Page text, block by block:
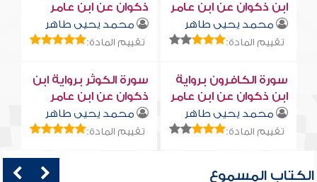
ابن ذكوان عن ابن عامر
محمد يحيى طاهر
تقييم المادة:
ذكوان عن ابن عامر
محمد يحيى طاهر
تقييم المادة:
سورة الكافرون برواية
ابن ذكوان عن ابن عامر
محمد يحيى طاهر
تقييم المادة:
سورة الكوثر برواية ابن
ذكوان عن ابن عامر
محمد يحيى طاهر
تقييم المادة:
الكتاب المسموع